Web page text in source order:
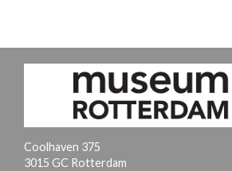
Coolhaven 375
3015 GC Rotterdam